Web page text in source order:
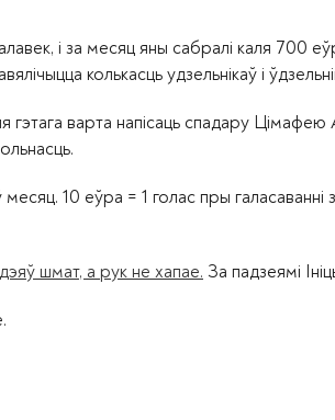
і за месяц яны сабралі каля 700
колькасць удзельнікаў і
варта напісаць спадару Цімафею
10 еўра = 1 голас пры
шмат, а рук не хапае. За падзеямі